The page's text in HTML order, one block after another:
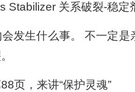
Stabilizer 关系破裂-稳定
发生什么事。 不一定
页，来讲“保护灵魂”